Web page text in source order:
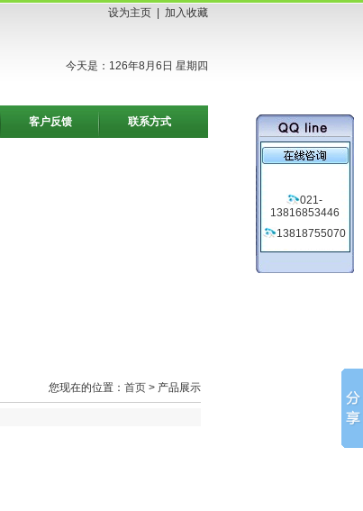
设为主页 加入收藏
今天是：126年8月6日 星期四
客户反馈 联系方式
您现在的位置： 首页 > 产品展示
021-
13816853446
13818755070